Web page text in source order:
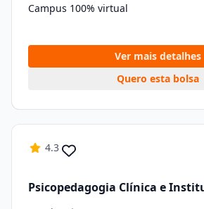
Campus 100% virtual
Ver mais detalhes
Quero esta bolsa
4.3
Psicopedagogia Clínica e